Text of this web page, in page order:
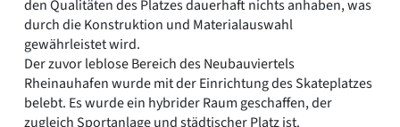
den Qualitäten des Platzes dauerhaft nichts anhaben, was
durch die Konstruktion und Materialauswahl
gewährleistet wird.
Der zuvor leblose Bereich des Neubauviertels
Rheinauhafen wurde mit der Einrichtung des Skateplatzes
belebt. Es wurde ein hybrider Raum geschaffen, der
zugleich Sportanlage und städtischer Platz ist.